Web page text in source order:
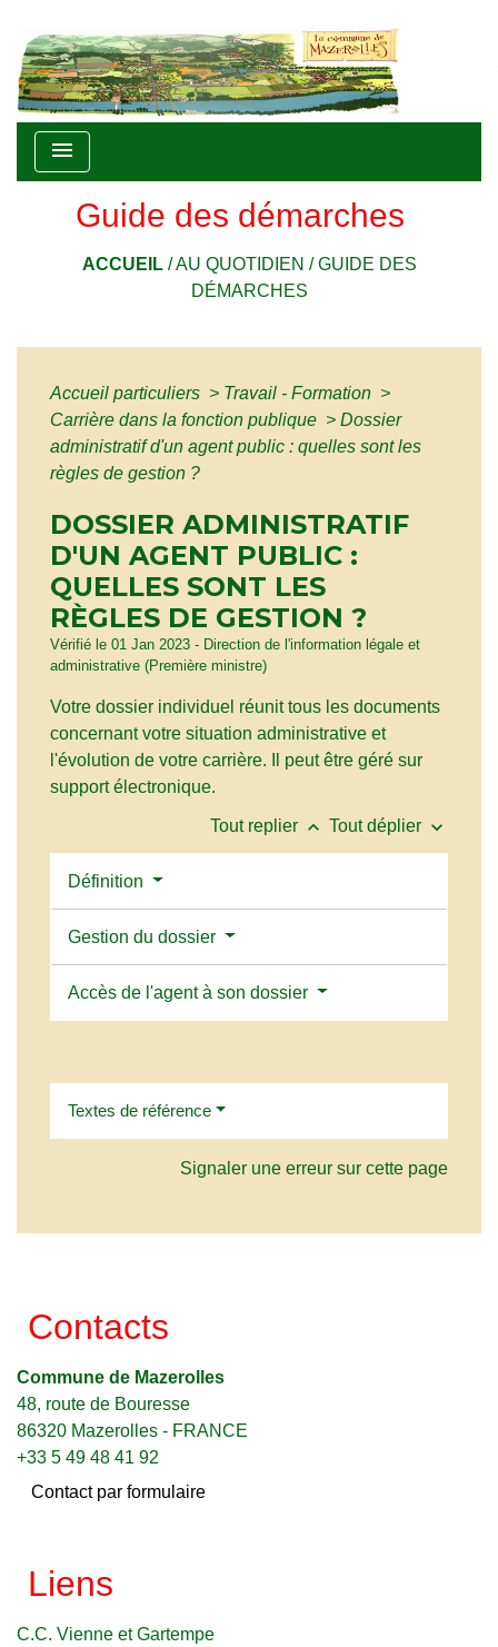
menu
Guide des démarches
ACCUEIL/AU QUOTIDIEN /GUIDE DES
DÉMARCHES
Accueil particuliers > Travail - Formation >
Carrière dans la fonction publique > Dossier
administratif d'un agent public : quelles sont les
règles de gestion ?
DOSSIER ADMINISTRATIF
D'UN AGENT PUBLIC :
QUELLES SONT LES
RÈGLES DE GESTION ?
Vérifié le 01 Jan 2023 - Direction de l'information légale et
administrative (Première ministre)
Votre dossier individuel réunit tous les documents
concernant votre situation administrative et
l'évolution de votre carrière. Il peut être géré sur
support électronique.
Tout replier keyboard_arrow_up Tout déplier keyboard_arrow_down
Définition
Gestion du dossier
Accès de l'agent à son dossier
Textes de référence
Signaler une erreur sur cette page
Contacts
Commune de Mazerolles
48, route de Bouresse
86320 Mazerolles - FRANCE
+33 5 49 48 41 92
Contact par formulaire
Liens
C.C. Vienne et Gartempe